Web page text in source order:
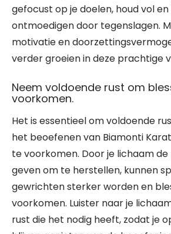
gefocust op je doelen, houd vol
ontmoedigen door tegenslagen.
motivatie en
verder groeien in deze prachtige
Neem voldoende rust om
voorkomen.
Het is essentieel om voldoende
het beoefenen van Biamonti
te voorkomen. Door je lichaam
geven om te herstellen, kunnen
gewrichten sterker worden en
voorkomen. Luister naar je
rust die het nodig heeft, zodat je